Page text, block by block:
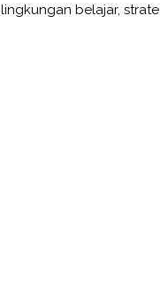
lingkungan belajar,